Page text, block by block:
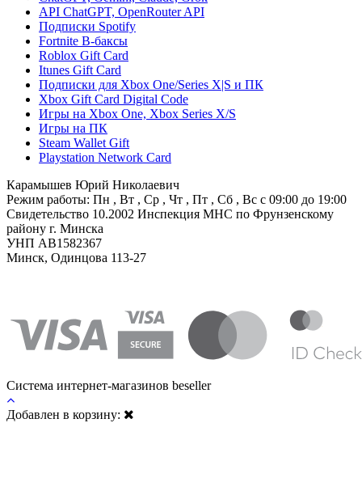
API ChatGPT, OpenRouter API
Подписки Spotify
Fortnite В-баксы
Roblox Gift Card
Itunes Gift Card
Подписки для Xbox One/Series X|S и ПК
Xbox Gift Card Digital Code
Игры на Xbox One, Xbox Series X/S
Игры на ПК
Steam Wallet Gift
Playstation Network Card
Карамышев Юрий Николаевич
Режим работы: Пн , Вт , Ср , Чт , Пт , Сб , Вс c 09:00 до 19:00
Свидетельство 10.2002 Инспекция МНС по Фрунзенскому
району г. Минска
УНП AB1582367
Минск, Одинцова 113-27
Система интернет-магазинов beseller
Добавлен в корзину: